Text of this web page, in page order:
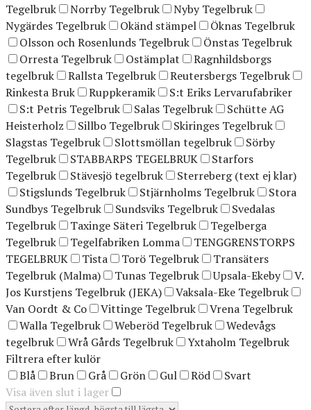
Tegelbruk
Norrby Tegelbruk
Nyby Tegelbruk
Nygärdes Tegelbruk
Okänd stämpel
Öknas Tegelbruk
Olsson och Rosenlunds Tegelbruk
Önstas Tegelbruk
Orresta Tegelbruk
Ostämplat
Ragnhildsborgs
tegelbruk
Rallsta Tegelbruk
Reutersbergs Tegelbruk
Rinkesta Bruk
Ruppkeramik
S:t Eriks Lervarufabriker
S:t Petris Tegelbruk
Salas Tegelbruk
Schütte AG
Heisterholz
Sillbo Tegelbruk
Skiringes Tegelbruk
Slagstas Tegelbruk
Slottsmöllan tegelbruk
Sörby
Tegelbruk
STABBARPS TEGELBRUK
Starfors
Tegelbruk
Stävesjö tegelbruk
Sterreberg (text ej klar)
Stigslunds Tegelbruk
Stjärnholms Tegelbruk
Stora
Sundbys Tegelbruk
Sundsviks Tegelbruk
Svedalas
Tegelbruk
Taxinge Säteri Tegelbruk
Tegelberga
Tegelbruk
Tegelfabriken Lomma
TENGGRENSTORPS
TEGELBRUK
Tista Torö Tegelbruk
Transäters
Tegelbruk (Malma)
Tunas Tegelbruk Upsala-Ekeby
V.
Jos Kurstjens Tegelbruk (JEKA)
Vaksala-Eke Tegelbruk
Van Oordt & Co
Vittinge Tegelbruk
Vrena Tegelbruk
Walla Tegelbruk
Weberöd Tegelbruk
Wedevågs
tegelbruk
Wrå Gårds Tegelbruk
Yxtaholm Tegelbruk
Filtrera efter kulör
Blå
Brun Grå Grön Gul Röd
Svart
Visa även slut i lager